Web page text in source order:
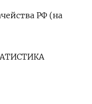
РФ (на